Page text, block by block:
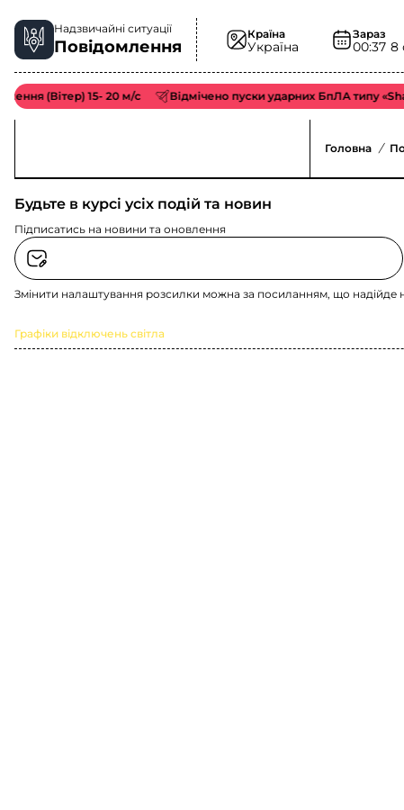
Надзвичайні ситуації
Повідомлення
Країна
Україна
Зараз
00:37 8
(Вітер) 15- 20 м/с Відмічено пуски ударних БпЛА типу
Головна /
Будьте в курсі усіх подій та новин
Підписатись на новини та оновлення
Змінити налаштування розсилки можна за посиланням, що надійде
Графіки відключень світла